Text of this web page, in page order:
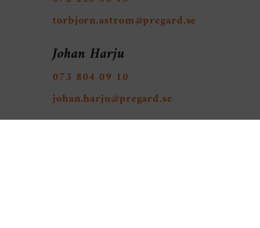
torbjorn.astrom@pregard.se
Johan Harju
073 804 09 10
johan.harju@pregard.se